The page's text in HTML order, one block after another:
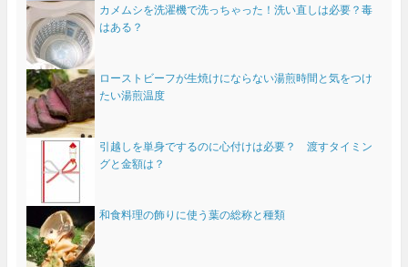
カメムシを洗濯機で洗っちゃった！洗い直しは必要？毒
はある？
ローストビーフが生焼けにならない湯煎時間と気をつけ
たい湯煎温度
引越しを単身でするのに心付けは必要？ 渡すタイミン
グと金額は？
和食料理の飾りに使う葉の総称と種類